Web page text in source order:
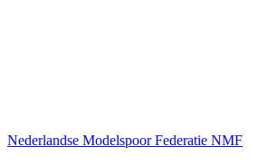
Nederlandse Modelspoor Federatie NMF